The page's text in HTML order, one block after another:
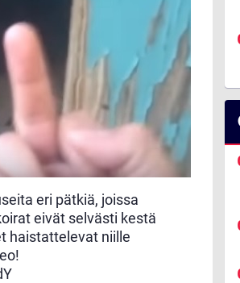
eri pätkiä, joissa
eivät selvästi kestä
haistattelevat niille